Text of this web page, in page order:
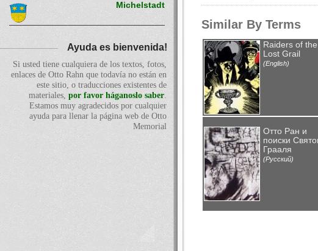
Similar By Terms
Raiders of the
Lost Grail
(English)
Отто Ран и
поиски
Грааля
(Русский)
Michelstadt
Ayuda es bienvenida!
Si usted tiene cualquiera de los textos, fotos,
enlaces de Otto Rahn que todavía no están en
este sitio, o traducciones existentes de
materiales, por favor háganoslo saber.
Estamos muy agradecidos por cualquier
ayuda para llenar la página web de Otto
Memorial